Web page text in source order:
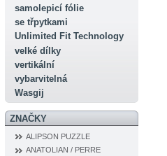
samolepicí fólie
se třpytkami
Unlimited Fit Technology
velké dílky
vertikální
vybarvitelná
Wasgij
ZNAČKY
ALIPSON PUZZLE
ANATOLIAN / PERRE